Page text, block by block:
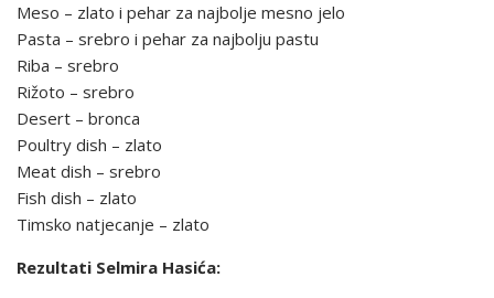
Meso – zlato i pehar za najbolje mesno jelo
Pasta – srebro i pehar za najbolju pastu
Riba – srebro
Rižoto – srebro
Desert – bronca
Poultry dish – zlato
Meat dish – srebro
Fish dish – zlato
Timsko natjecanje – zlato
Rezultati Selmira Hasića: